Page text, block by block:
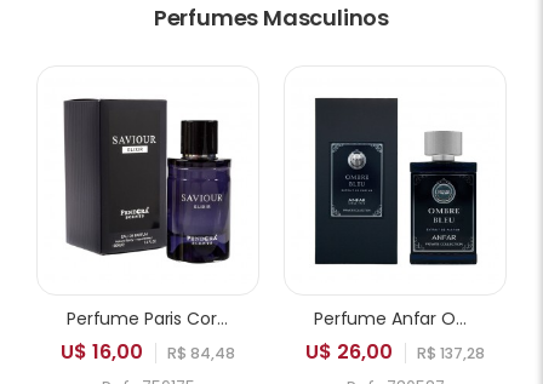
Perfumes Masculinos
Perfume Paris Corner Pendora Saviour Elixir EDP Masculino 100ml
U$ 16,00 R$ 84,48
Perfume Anfar Ombre Bleu Extrait de Parfum Masculino 50ml
U$ 26,00 R$ 137,28